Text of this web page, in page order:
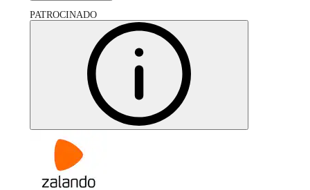
PATROCINADO